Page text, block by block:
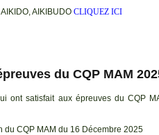
AIKIBUDO CLIQUEZ ICI
du CQP MAM
ont satisfait aux épreuves du CQP
d'admission du CQP MAM